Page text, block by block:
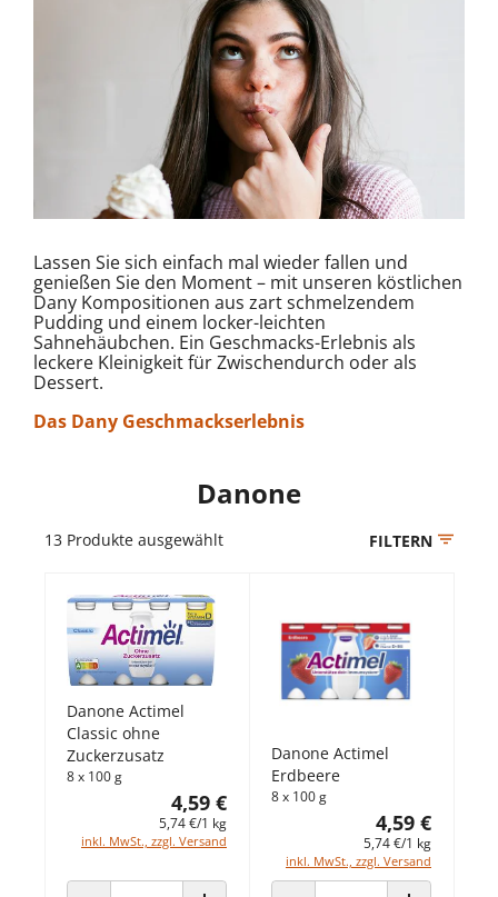
Lassen Sie sich einfach mal wieder fallen und
genießen Sie den Moment – mit unseren köstlichen
Dany Kompositionen aus zart schmelzendem
Pudding und einem locker-leichten
Sahnehäubchen. Ein Geschmacks-Erlebnis als
leckere Kleinigkeit für Zwischendurch oder als
Dessert.
Das Dany Geschmackserlebnis
Danone
13 Produkte ausgewählt FILTERN
Danone Actimel
Classic ohne
Zuckerzusatz
8 x 100 g
4,59 €
5,74 €/1 kg
inkl. MwSt., zzgl. Versand
Danone Actimel
Erdbeere
8 x 100 g
4,59 €
5,74 €/1 kg
inkl. MwSt., zzgl. Versand